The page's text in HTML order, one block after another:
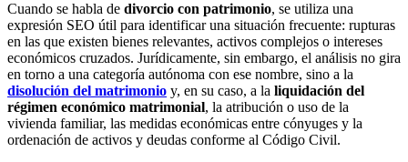
Cuando se habla de divorcio con patrimonio, se utiliza una
expresión SEO útil para identificar una situación frecuente: rupturas
en las que existen bienes relevantes, activos complejos o intereses
económicos cruzados. Jurídicamente, sin embargo, el análisis no gira
en torno a una categoría autónoma con ese nombre, sino a la
disolución del matrimonio y, en su caso, a la liquidación del
régimen económico matrimonial, la atribución o uso de la
vivienda familiar, las medidas económicas entre cónyuges y la
ordenación de activos y deudas conforme al Código Civil.